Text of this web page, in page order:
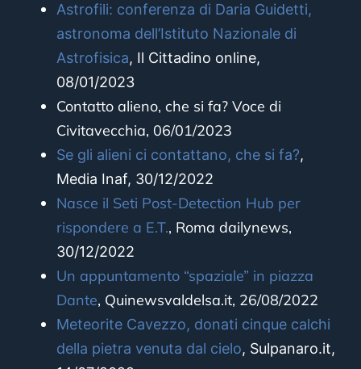
Astrofili: conferenza di Daria Guidetti,
astronoma dell’Istituto Nazionale di
Astrofisica, Il Cittadino online,
08/01/2023
Contatto alieno, che si fa? Voce di
Civitavecchia, 06/01/2023
Se gli alieni ci contattano, che si fa?,
Media Inaf, 30/12/2022
Nasce il Seti Post-Detection Hub per
rispondere a E.T., Roma dailynews,
30/12/2022
Un appuntamento “spaziale” in piazza
Dante, Quinewsvaldelsa.it, 26/08/2022
Meteorite Cavezzo, donati cinque calchi
della pietra venuta dal cielo, Sulpanaro.it,